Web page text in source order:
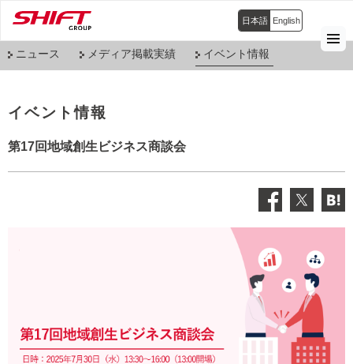
日本語 English
ニュース メディア掲載実績 イベント情報
イベント情報
第17回地域創生ビジネス商談会